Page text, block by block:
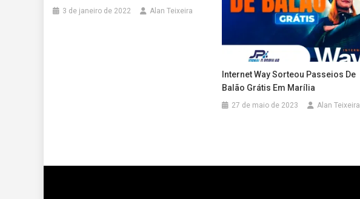
3 de janeiro de 2022 Alan Teixeira
Internet Way Sorteou Passeios De
Balão Grátis Em Marília
27 de maio de 2023 Alan Teixeira